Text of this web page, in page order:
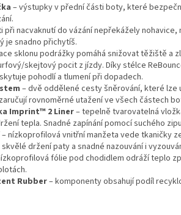
– výstupky v přední části boty, které
při nacvaknutí do vázání nepřekážely nohavice,
je snadno přichytíš.
sklonu podrážky pomáhá snižovat těžiště a
skejtový pocit z jízdy. Díky stélce
pohodlí a tlumení při dopadech.
– dvě oddělené cesty šněrování, které lze
rovnoměrné utažení ve všech částech
Imprint™ 2 Liner– tepelně tvarovatelná
tepla. Snadné zapínání pomocí suchého
– nízkoprofilová vnitřní manžeta vede tkaničky
držení paty a snadné nazouvání i
fólie pod chodidlem odráží teplo
Rubber– komponenty obsahují podíl